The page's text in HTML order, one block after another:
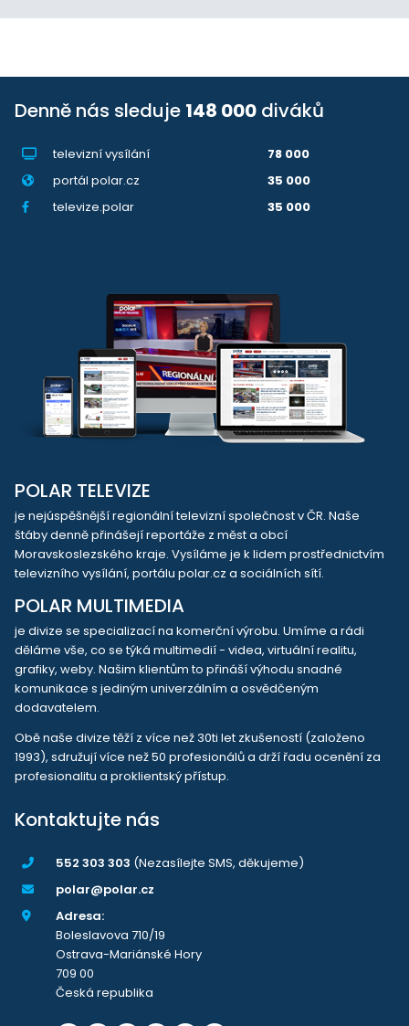
Denně nás sleduje 148 000 diváků
televizní vysílání
78 000
portál polar.cz
35 000
televize.polar
35 000
POLAR TELEVIZE
je nejúspěšnější regionální televizní společnost v ČR. Naše
štáby denně přinášejí reportáže z měst a obcí
Moravskoslezského kraje. Vysíláme je k lidem prostřednictvím
televizního vysílání, portálu polar.cz a sociálních sítí.
POLAR MULTIMEDIA
je divize se specializací na komerční výrobu. Umíme a rádi
děláme vše, co se týká multimedií - videa, virtuální realitu,
grafiky, weby. Našim klientům to přináší výhodu snadné
komunikace s jediným univerzálním a osvědčeným
dodavatelem.
Obě naše divize těží z více než 30ti let zkušeností (založeno
1993), sdružují více než 50 profesionálů a drží řadu ocenění za
profesionalitu a proklientský přístup.
Kontaktujte nás
552 303 303 (Nezasílejte SMS, děkujeme)
polar@polar.cz
Adresa:
Boleslavova 710/19
Ostrava-Mariánské Hory
709 00
Česká republika